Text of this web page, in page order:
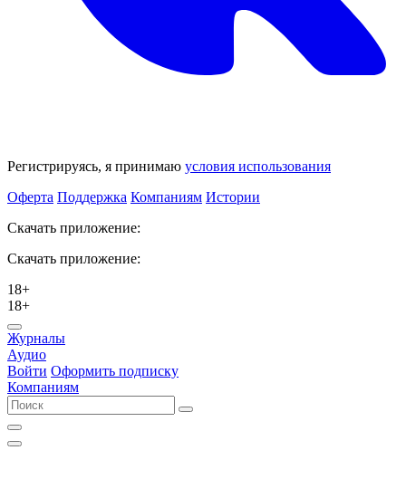
Регистрируясь, я принимаю условия использования
Оферта Поддержка Компаниям Истории
Скачать приложение:
Скачать приложение:
18+
18+
Журналы
Аудио
Войти Оформить подписку
Компаниям